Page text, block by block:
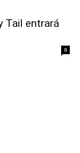
Tail entrará
0